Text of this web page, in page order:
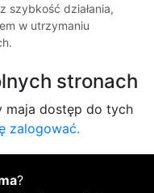
szybkość działania,
w utrzymaniu
stronach
maja dostęp do tych
zalogować.
?